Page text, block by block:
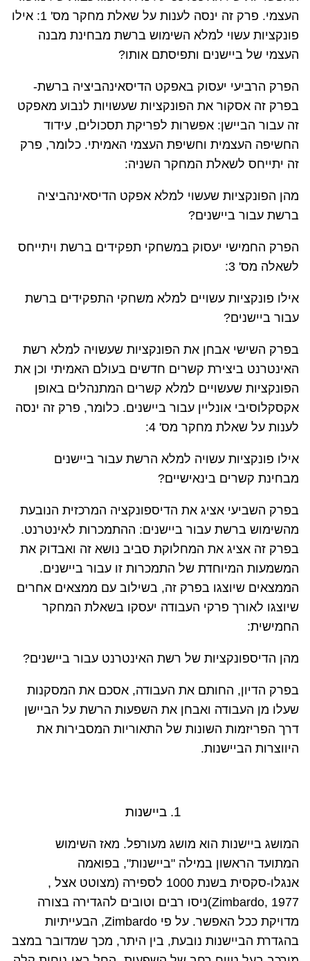
העצמי. פרק זה ינסה לענות על שאלת מחקר מס' 1: אילו
פונקציות עשוי למלא השימוש ברשת מבחינת מבנה
העצמי של ביישנים ותפיסתם אותו?
הפרק הרביעי יעסוק באפקט הדיסאינהביציה ברשת-
בפרק זה אסקור את הפונקציות שעשויות לנבוע מאפקט
זה עבור הביישן: אפשרות לפריקת תסכולים, עידוד
החשיפה העצמית וחשיפת העצמי האמיתי. כלומר, פרק
זה יתייחס לשאלת המחקר השניה:
מהן הפונקציות שעשוי למלא אפקט הדיסאינהביציה
ברשת עבור ביישנים?
הפרק החמישי יעסוק במשחקי תפקידים ברשת ויתייחס
לשאלה מס' 3:
אילו פונקציות עשויים למלא משחקי התפקידים ברשת
עבור ביישנים?
בפרק השישי אבחן את הפונקציות שעשויה למלא רשת
האינטרנט ביצירת קשרים חדשים בעולם האמיתי וכן את
הפונקציות שעשויים למלא קשרים המתנהלים באופן
אקסקלוסיבי אונליין עבור ביישנים. כלומר, פרק זה ינסה
לענות על שאלת מחקר מס' 4:
אילו פונקציות עשויה למלא הרשת עבור ביישנים
מבחינת קשרים בינאישיים?
בפרק השביעי אציג את הדיספונקציה המרכזית הנובעת
מהשימוש ברשת עבור ביישנים: ההתמכרות לאינטרנט.
בפרק זה אציג את המחלוקת סביב נושא זה ואבדוק את
המשמעות המיוחדת של התמכרות זו עבור ביישנים.
הממצאים שיוצגו בפרק זה, בשילוב עם ממצאים אחרים
שיוצגו לאורך פרקי העבודה יעסקו בשאלת המחקר
החמישית:
מהן הדיספונקציות של רשת האינטרנט עבור ביישנים?
בפרק הדיון, החותם את העבודה, אסכם את המסקנות
שעלו מן העבודה ואבחן את השפעות הרשת על הביישן
דרך הפריזמות השונות של התאוריות המסבירות את
היווצרות הביישנות.
1. ביישנות
המושג ביישנות הוא מושג מעורפל. מאז השימוש
המתועד הראשון במילה "ביישנות", בפואמה
אנגלו-סקסית בשנת 1000 לספירה (מצוטט אצל
,
(Zimbardo, 1977ניסו רבים וטובים להגדירה בצורה
מדויקת ככל האפשר. על פי ,Zimbardo הבעייתיות
בהגדרת הביישנות נובעת, בין היתר, מכך שמדובר במצב